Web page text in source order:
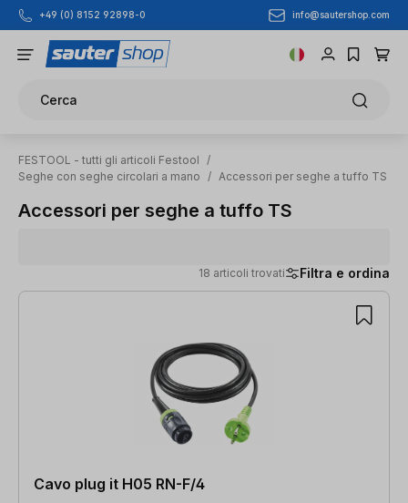
Passa al contenuto principale
+49 (0) 8152 92898-0 info@sautershop.com
Cerca
FESTOOL - tutti gli articoli Festool
/
Seghe con seghe circolari a mano
/ Accessori per seghe a tuffo TS
Accessori per seghe a tuffo TS
18 articoli trovati Filtra e ordina
18 articoli trovati
Cavo plug it H05 RN-F/4